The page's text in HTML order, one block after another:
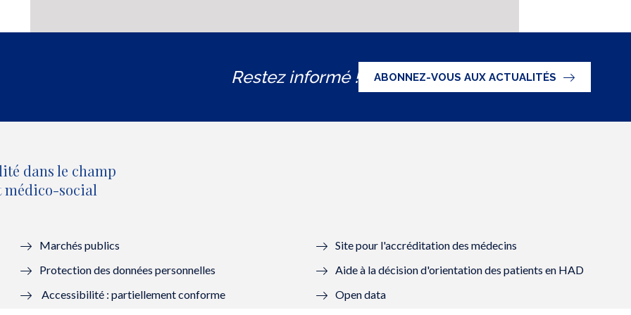
Restez informé ! ABONNEZ-VOUS AUX ACTUALITÉS
dans le champ
médico-social
Marchés publics
Protection des données personnelles
Accessibilité : partiellement conforme
Site pour l'accréditation des médecins
Aide à la décision d'orientation des patients en HAD
Open data